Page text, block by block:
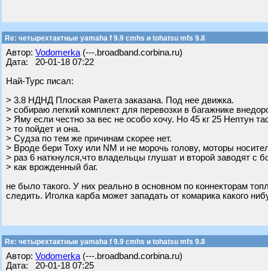
Re: четырехтактные yamaha f 9.9 cmhs и tohatsu mfs 9.8
Автор: Vodomerka (---.broadband.corbina.ru)
Дата: 20-01-18 07:22
Най-Турс писал:
> 3.8 НДНД Плоская Ракета заказана. Под нее движка.
> собираю легкий комплект для перевозки в багажнике
> Яму если честно за вес не особо хочу. Но 45 кг 25 Нептун
> то пойдет и она.
> Судза по тем же причинам скорее нет.
> Вроде бери Тоху или NM и не морочь голову, моторы
> раз 6 наткнулся,что владельцы глушат и второй заводят с
> как врожденный баг.
не было такого. У них реально в основном по коннекторам
следить. Иголка карба может западать от комарика какого
Re: четырехтактные yamaha f 9.9 cmhs и tohatsu mfs 9.8
Автор: Vodomerka (---.broadband.corbina.ru)
Дата: 20-01-18 07:25